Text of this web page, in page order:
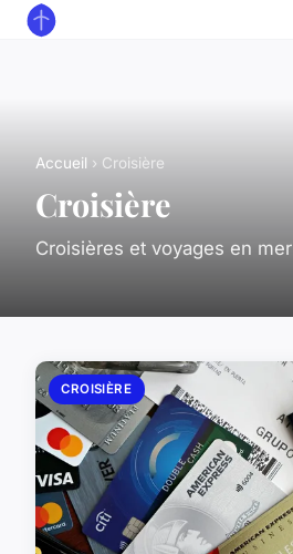
Accueil › Croisière
Croisière
Croisières et voyages en mer
CROISIÈRE